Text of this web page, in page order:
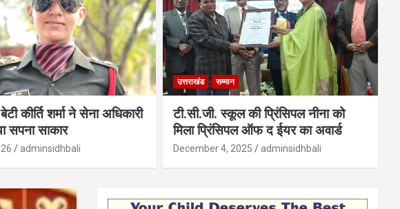
कीर्ति शर्मा ने सेना अधिकारी
सपना साकार
adminsidhbali
उत्तराखंड सम्मान
टी.सी.जी. स्कूल की प्रिंसिपल नीना को
मिला प्रिंसिपल ऑफ द ईयर का अवार्ड
December 4, 2025 adminsidhbali